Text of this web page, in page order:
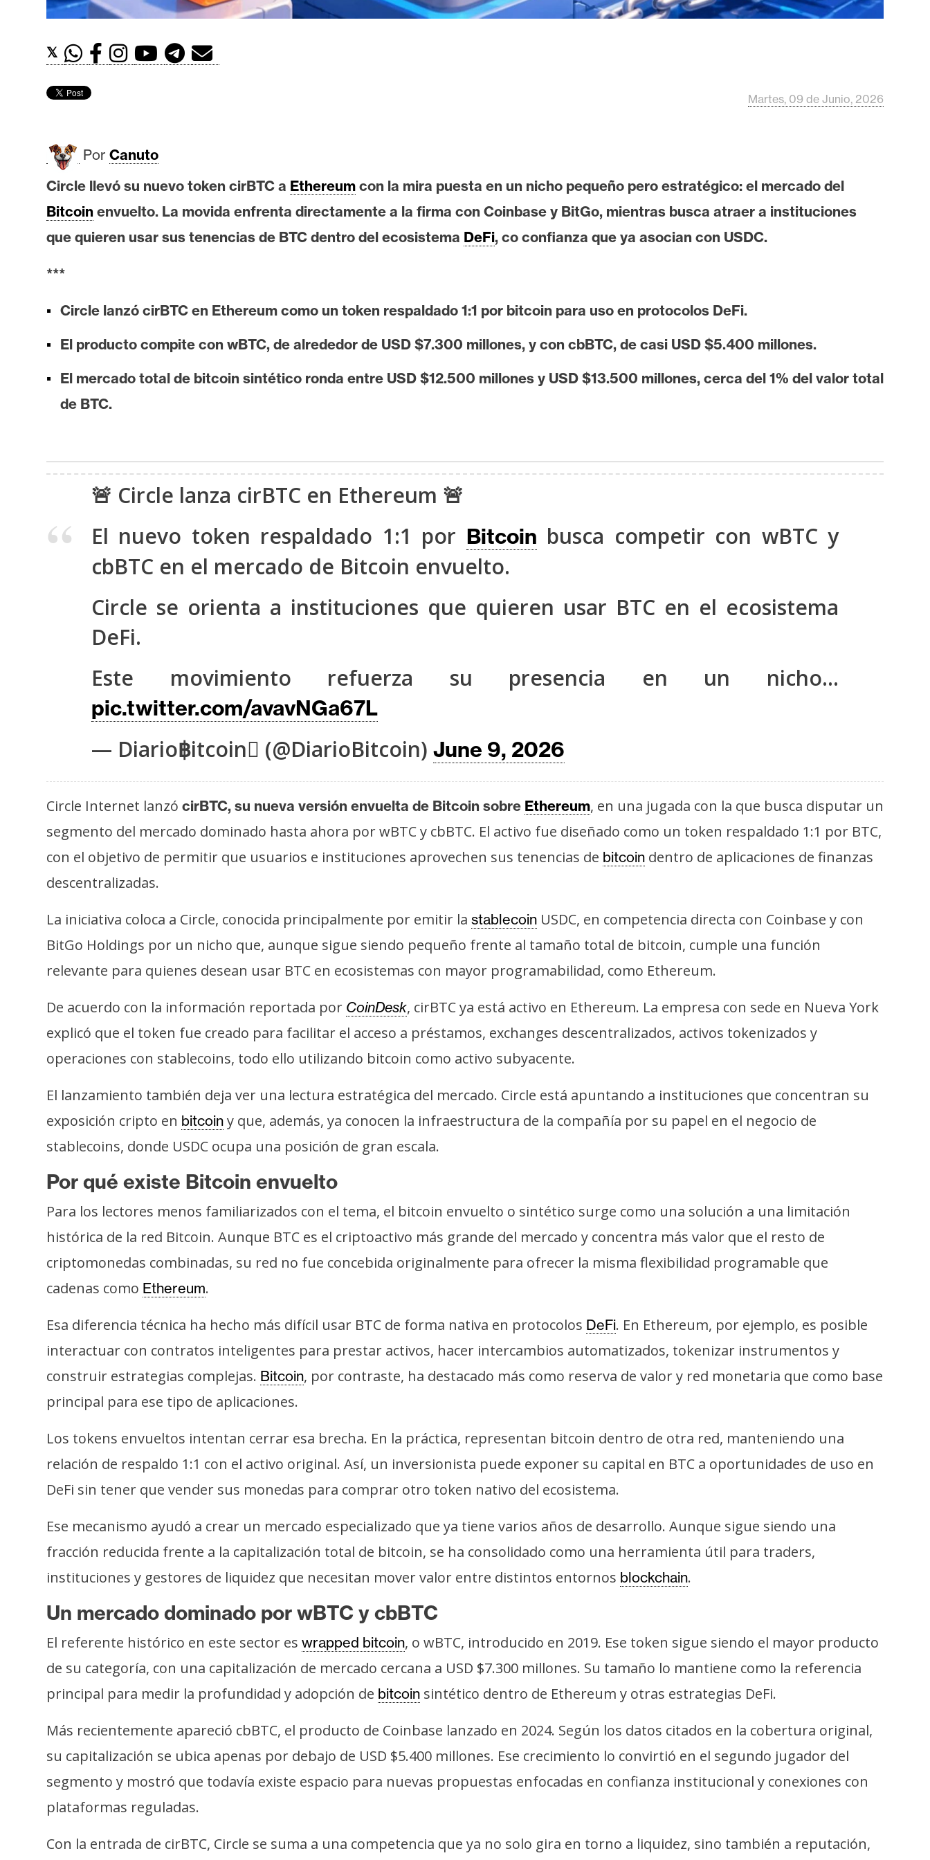
t
e
r
e
A
A
i
s
t
a
e
e
c
u
s
s
C
n
t
c
t
y
P
u
b
i
c
i
a
𝕏
Martes, 09 de Junio, 2026
Por Canuto
Circle llevó su nuevo token cirBTC a Ethereum con la mira puesta en un nicho pequeño pero estratégico: el mercado del
Bitcoin envuelto. La movida enfrenta directamente a la firma con Coinbase y BitGo, mientras busca atraer a instituciones
que quieren usar sus tenencias de BTC dentro del ecosistema DeFi, co confianza que ya asocian con USDC.
***
Circle lanzó cirBTC en Ethereum como un token respaldado 1:1 por bitcoin para uso en protocolos DeFi.
El producto compite con wBTC, de alrededor de USD $7.300 millones, y con cbBTC, de casi USD $5.400 millones.
El mercado total de bitcoin sintético ronda entre USD $12.500 millones y USD $13.500 millones, cerca del 1% del valor total
de BTC.
🚨 Circle lanza cirBTC en Ethereum 🚨
El nuevo token respaldado 1:1 por Bitcoin busca competir con wBTC y
cbBTC en el mercado de Bitcoin envuelto.
Circle se orienta a instituciones que quieren usar BTC en el ecosistema
DeFi.
Este movimiento refuerza su presencia en un nicho…
pic.twitter.com/avavNGa67L
— Diario฿itcoin (@DiarioBitcoin) June 9, 2026
Circle Internet lanzó cirBTC, su nueva versión envuelta de Bitcoin sobre Ethereum, en una jugada con la que busca disputar un
segmento del mercado dominado hasta ahora por wBTC y cbBTC. El activo fue diseñado como un token respaldado 1:1 por BTC,
con el objetivo de permitir que usuarios e instituciones aprovechen sus tenencias de bitcoin dentro de aplicaciones de finanzas
descentralizadas.
La iniciativa coloca a Circle, conocida principalmente por emitir la stablecoin USDC, en competencia directa con Coinbase y con
BitGo Holdings por un nicho que, aunque sigue siendo pequeño frente al tamaño total de bitcoin, cumple una función
relevante para quienes desean usar BTC en ecosistemas con mayor programabilidad, como Ethereum.
De acuerdo con la información reportada por CoinDesk, cirBTC ya está activo en Ethereum. La empresa con sede en Nueva York
explicó que el token fue creado para facilitar el acceso a préstamos, exchanges descentralizados, activos tokenizados y
operaciones con stablecoins, todo ello utilizando bitcoin como activo subyacente.
El lanzamiento también deja ver una lectura estratégica del mercado. Circle está apuntando a instituciones que concentran su
exposición cripto en bitcoin y que, además, ya conocen la infraestructura de la compañía por su papel en el negocio de
stablecoins, donde USDC ocupa una posición de gran escala.
Por qué existe Bitcoin envuelto
Para los lectores menos familiarizados con el tema, el bitcoin envuelto o sintético surge como una solución a una limitación
histórica de la red Bitcoin. Aunque BTC es el criptoactivo más grande del mercado y concentra más valor que el resto de
criptomonedas combinadas, su red no fue concebida originalmente para ofrecer la misma flexibilidad programable que
cadenas como Ethereum.
Esa diferencia técnica ha hecho más difícil usar BTC de forma nativa en protocolos DeFi. En Ethereum, por ejemplo, es posible
interactuar con contratos inteligentes para prestar activos, hacer intercambios automatizados, tokenizar instrumentos y
construir estrategias complejas. Bitcoin, por contraste, ha destacado más como reserva de valor y red monetaria que como base
principal para ese tipo de aplicaciones.
Los tokens envueltos intentan cerrar esa brecha. En la práctica, representan bitcoin dentro de otra red, manteniendo una
relación de respaldo 1:1 con el activo original. Así, un inversionista puede exponer su capital en BTC a oportunidades de uso en
DeFi sin tener que vender sus monedas para comprar otro token nativo del ecosistema.
Ese mecanismo ayudó a crear un mercado especializado que ya tiene varios años de desarrollo. Aunque sigue siendo una
fracción reducida frente a la capitalización total de bitcoin, se ha consolidado como una herramienta útil para traders,
instituciones y gestores de liquidez que necesitan mover valor entre distintos entornos blockchain.
Un mercado dominado por wBTC y cbBTC
El referente histórico en este sector es wrapped bitcoin, o wBTC, introducido en 2019. Ese token sigue siendo el mayor producto
de su categoría, con una capitalización de mercado cercana a USD $7.300 millones. Su tamaño lo mantiene como la referencia
principal para medir la profundidad y adopción de bitcoin sintético dentro de Ethereum y otras estrategias DeFi.
Más recientemente apareció cbBTC, el producto de Coinbase lanzado en 2024. Según los datos citados en la cobertura original,
su capitalización se ubica apenas por debajo de USD $5.400 millones. Ese crecimiento lo convirtió en el segundo jugador del
segmento y mostró que todavía existe espacio para nuevas propuestas enfocadas en confianza institucional y conexiones con
plataformas reguladas.
Con la entrada de cirBTC, Circle se suma a una competencia que ya no solo gira en torno a liquidez, sino también a reputación,